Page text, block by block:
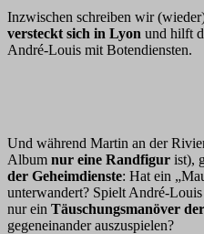
Inzwischen schreiben wir
versteckt sich in Lyon und hilft
André-Louis mit Botendiensten.
Und während Martin an der
Album nur eine Randfigur ist),
der Geheimdienste: Hat ein
unterwandert? Spielt André-
nur ein Täuschungsmanöver
gegeneinander auszuspielen?